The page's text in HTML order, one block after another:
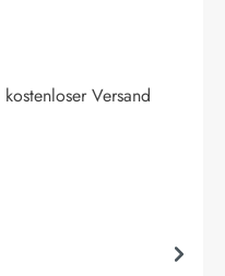
kostenloser Versand